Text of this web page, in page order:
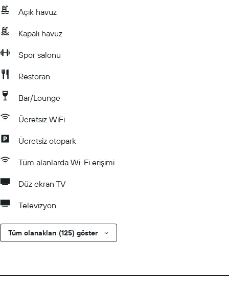
Açık havuz
Kapalı havuz
Spor salonu
Restoran
Bar/Lounge
Ücretsiz WiFi
Ücretsiz otopark
Tüm alanlarda Wi-Fi erişimi
Düz ekran TV
Televizyon
Tüm olanakları (125) göster